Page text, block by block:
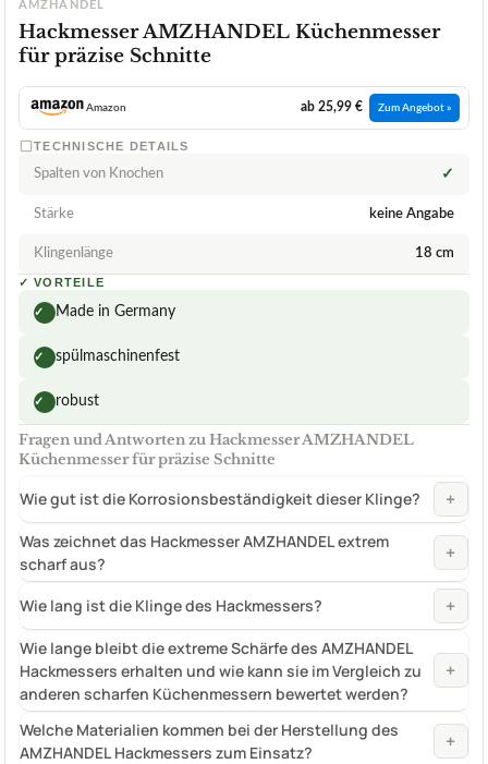
AMZHANDEL
Hackmesser AMZHANDEL Küchenmesser
für präzise Schnitte
Amazon ab 25,99 € Zum Angebot »
TECHNISCHE DETAILS
Spalten von Knochen ✓
Stärke keine Angabe
Klingenlänge 18 cm
✓ VORTEILE
✓ Made in Germany
✓ spülmaschinenfest
✓ robust
Fragen und Antworten zu Hackmesser AMZHANDEL
Küchenmesser für präzise Schnitte
Wie gut ist die Korrosionsbeständigkeit dieser Klinge? +
Was zeichnet das Hackmesser AMZHANDEL extrem
scharf aus?
+
Wie lang ist die Klinge des Hackmessers? +
Wie lange bleibt die extreme Schärfe des AMZHANDEL
Hackmessers erhalten und wie kann sie im Vergleich zu
anderen scharfen Küchenmessern bewertet werden?
+
Welche Materialien kommen bei der Herstellung des
AMZHANDEL Hackmessers zum Einsatz?
+